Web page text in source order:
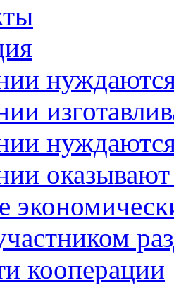
оказывают
кооперации